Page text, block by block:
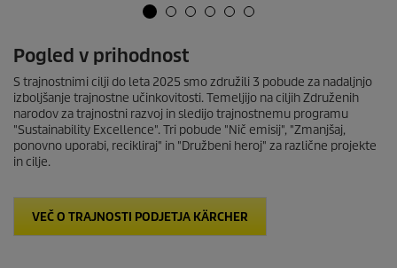
Pogled v prihodnost
S trajnostnimi cilji do leta 2025 smo združili 3 pobude za nadaljnjo
izboljšanje trajnostne učinkovitosti. Temeljijo na ciljih Združenih
narodov za trajnostni razvoj in sledijo trajnostnemu programu
"Sustainability Excellence". Tri pobude "Nič emisij", "Zmanjšaj,
ponovno uporabi, recikliraj" in "Družbeni heroj" za različne projekte
in cilje.
VEČ O TRAJNOSTI PODJETJA KÄRCHER